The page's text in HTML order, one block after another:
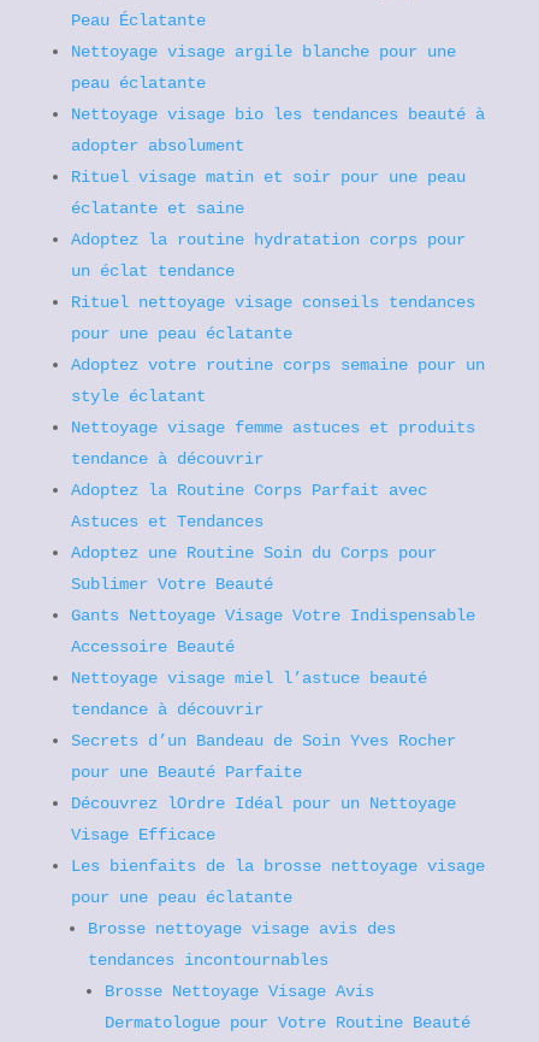
Peau Éclatante
Nettoyage visage argile blanche pour une
peau éclatante
Nettoyage visage bio les tendances beauté à
adopter absolument
Rituel visage matin et soir pour une peau
éclatante et saine
Adoptez la routine hydratation corps pour
un éclat tendance
Rituel nettoyage visage conseils tendances
pour une peau éclatante
Adoptez votre routine corps semaine pour un
style éclatant
Nettoyage visage femme astuces et produits
tendance à découvrir
Adoptez la Routine Corps Parfait avec
Astuces et Tendances
Adoptez une Routine Soin du Corps pour
Sublimer Votre Beauté
Gants Nettoyage Visage Votre Indispensable
Accessoire Beauté
Nettoyage visage miel l’astuce beauté
tendance à découvrir
Secrets d’un Bandeau de Soin Yves Rocher
pour une Beauté Parfaite
Découvrez lOrdre Idéal pour un Nettoyage
Visage Efficace
Les bienfaits de la brosse nettoyage visage
pour une peau éclatante
Brosse nettoyage visage avis des
tendances incontournables
Brosse Nettoyage Visage Avis
Dermatologue pour Votre Routine Beauté